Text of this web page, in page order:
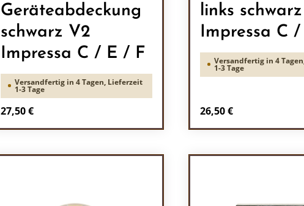
Geräteabdeckung
schwarz V2
Impressa C / E / F
Versandfertig in 4 Tagen, Lieferzeit
1-3 Tage
Regulärer Preis:
27,50 €
links schwarz
Impressa C
Versandfertig in 4
1-3 Tage
Regulärer Preis:
26,50 €